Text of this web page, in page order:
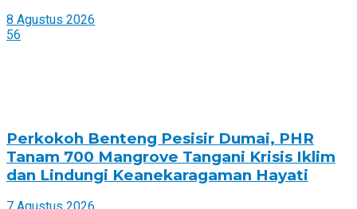
8 Agustus 2026
56
Perkokoh Benteng Pesisir Dumai, PHR
Tanam 700 Mangrove Tangani Krisis Iklim
dan Lindungi Keanekaragaman Hayati